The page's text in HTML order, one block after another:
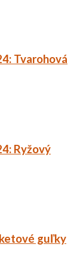
Tvarohová
Ryžový
guľky